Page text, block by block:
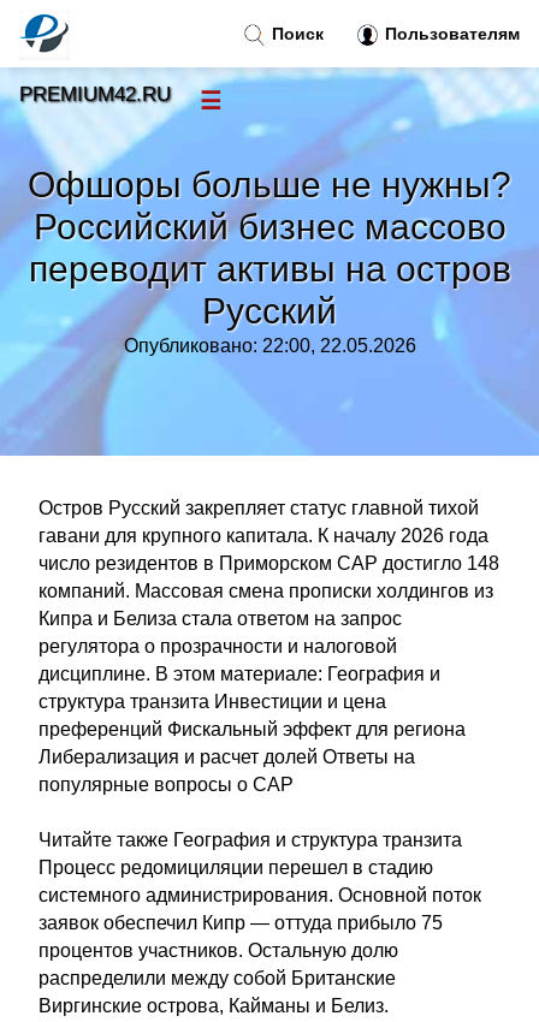
Офшоры больше не нужны?
Российский бизнес массово
переводит активы на остров
Русский
Опубликовано: 22:00, 22.05.2026
Остров Русский закрепляет статус главной тихой
гавани для крупного капитала. К началу 2026 года
число резидентов в Приморском САР достигло 148
компаний. Массовая смена прописки холдингов из
Кипра и Белиза стала ответом на запрос
регулятора о прозрачности и налоговой
дисциплине. В этом материале: География и
структура транзита Инвестиции и цена
преференций Фискальный эффект для региона
Либерализация и расчет долей Ответы на
популярные вопросы о САР
Читайте также География и структура транзита
Процесс редомициляции перешел в стадию
системного администрирования. Основной поток
заявок обеспечил Кипр — оттуда прибыло 75
процентов участников. Остальную долю
распределили между собой Британские
Виргинские острова, Кайманы и Белиз.
Поиск Пользователям
PREMIUM42.RU ☰
Тренды новостей»
Рубрики»
Правила »